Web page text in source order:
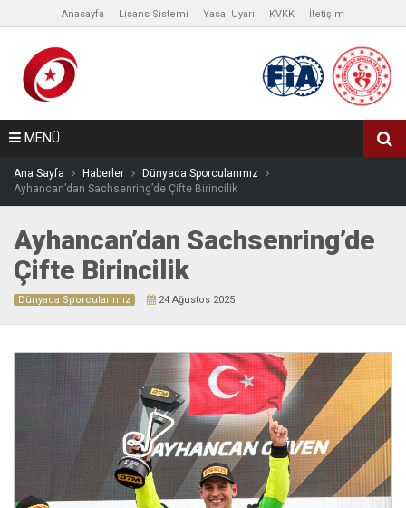
Anasayfa Lisans Sistemi Yasal Uyarı KVKK İletişim
MENÜ
Ana Sayfa Haberler
Dünyada Sporcularımız
Ayhancan’dan Sachsenring’de Çifte Birincilik
Ayhancan’dan Sachsenring’de
Çifte Birincilik
Dünyada Sporcularımız 24 Ağustos 2025